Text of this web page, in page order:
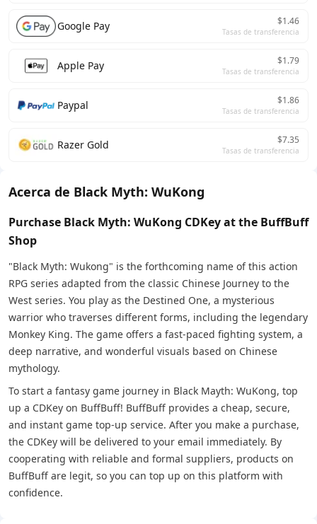
Google Pay $1.46
Tasas de transferencia
Apple Pay $1.79
Tasas de transferencia
Paypal $1.86
Tasas de transferencia
Razer Gold $7.35
Tasas de transferencia
Acerca de Black Myth: WuKong
Purchase Black Myth: WuKong CDKey at the BuffBuff
Shop
"Black Myth: Wukong" is the forthcoming name of this action
RPG series adapted from the classic Chinese Journey to the
West series. You play as the Destined One, a mysterious
warrior who traverses different forms, including the legendary
Monkey King. The game offers a fast-paced fighting system, a
deep narrative, and wonderful visuals based on Chinese
mythology.
To start a fantasy game journey in Black Mayth: WuKong, top
up a CDKey on BuffBuff! BuffBuff provides a cheap, secure,
and instant game top-up service. After you make a purchase,
the CDKey will be delivered to your email immediately. By
cooperating with reliable and formal suppliers, products on
BuffBuff are legit, so you can top up on this platform with
confidence.